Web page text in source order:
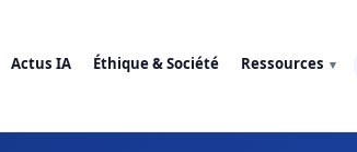
Actus IA Éthique & Société Ressources